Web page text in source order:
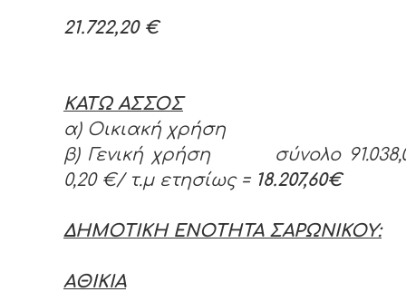
21.722,20 €
ΚΑΤΩ ΑΣΣΟΣ
α) Οικιακή χρήση
β) Γενική χρήση σύνολο
0,20 €/ τ.μ ετησίως = 18.207,60€
ΔΗΜΟΤΙΚΗ ΕΝΟΤΗΤΑ ΣΑΡΩΝΙΚΟΥ:
ΑΘΙΚΙΑ